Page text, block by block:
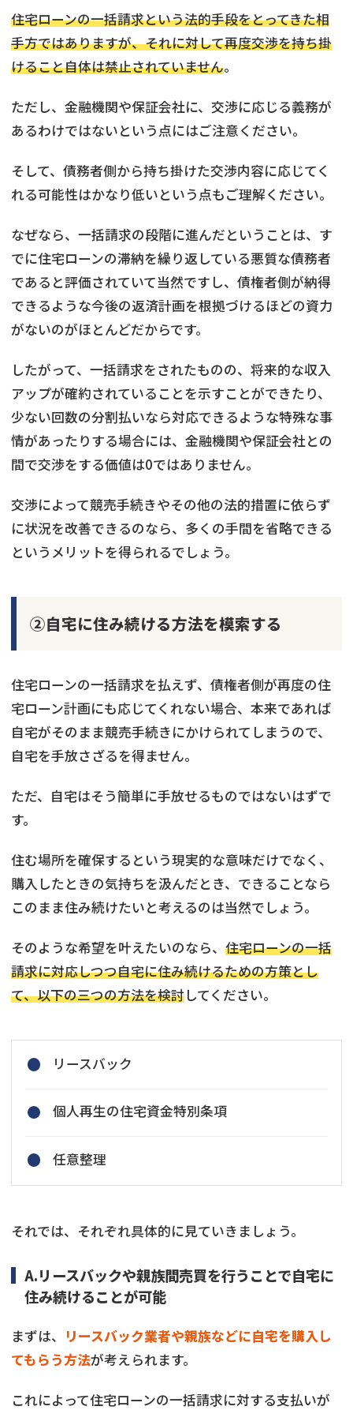
住宅ローンの一括請求という法的手段をとってきた相
手方ではありますが、それに対して再度交渉を持ち掛
けること自体は禁止されていません。
ただし、金融機関や保証会社に、交渉に応じる義務が
あるわけではないという点にはご注意ください。
そして、債務者側から持ち掛けた交渉内容に応じてく
れる可能性はかなり低いという点もご理解ください。
なぜなら、一括請求の段階に進んだということは、す
でに住宅ローンの滞納を繰り返している悪質な債務者
であると評価されていて当然ですし、債権者側が納得
できるような今後の返済計画を根拠づけるほどの資力
がないのがほとんどだからです。
したがって、一括請求をされたものの、将来的な収入
アップが確約されていることを示すことができたり、
少ない回数の分割払いなら対応できるような特殊な事
情があったりする場合には、金融機関や保証会社との
間で交渉をする価値は0ではありません。
交渉によって競売手続きやその他の法的措置に依らず
に状況を改善できるのなら、多くの手間を省略できる
というメリットを得られるでしょう。
②自宅に住み続ける方法を模索する
住宅ローンの一括請求を払えず、債権者側が再度の住
宅ローン計画にも応じてくれない場合、本来であれば
自宅がそのまま競売手続きにかけられてしまうので、
自宅を手放さざるを得ません。
ただ、自宅はそう簡単に手放せるものではないはずで
す。
住む場所を確保するという現実的な意味だけでなく、
購入したときの気持ちを汲んだとき、できることなら
このまま住み続けたいと考えるのは当然でしょう。
そのような希望を叶えたいのなら、 住宅ローンの一括
請求に対応しつつ自宅に住み続けるための方策とし
て、以下の三つの方法を検討してください。
リースバック
個人再生の住宅資金特別条項
任意整理
それでは、それぞれ具体的に見ていきましょう。
A.リースバックや親族間売買を行うことで自宅に
住み続けることが可能
まずは、
リースバック業者や親族などに自宅を購入し
てもらう方法が考えられます。
これによって住宅ローンの一括請求に対する支払いが